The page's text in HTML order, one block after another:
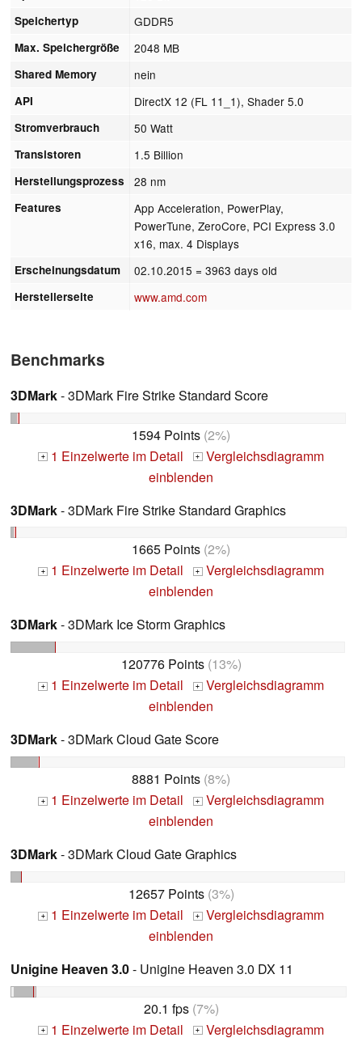
Speichertyp GDDR5
Max. Speichergröße 2048 MB
Shared Memory nein
API DirectX 12 (FL 11_1), Shader 5.0
Stromverbrauch 50 Watt
Transistoren 1.5 Billion
Herstellungsprozess 28 nm
Features
App Acceleration, PowerPlay,
PowerTune, ZeroCore, PCI Express 3.0
x16, max. 4 Displays
Erscheinungsdatum 02.10.2015 = 3963 days old
Herstellerseite www.amd.com
Benchmarks
3DMark- 3DMark Fire Strike Standard Score
1594 Points (2%)
+ 1 Einzelwerte im Detail + Vergleichsdiagramm
einblenden
3DMark- 3DMark Fire Strike Standard Graphics
1665 Points (2%)
+ 1 Einzelwerte im Detail + Vergleichsdiagramm
einblenden
3DMark- 3DMark Ice Storm Graphics
120776 Points(13%)
+ 1 Einzelwerte im Detail + Vergleichsdiagramm
einblenden
3DMark- 3DMark Cloud Gate Score
8881 Points (8%)
+ 1 Einzelwerte im Detail + Vergleichsdiagramm
einblenden
3DMark- 3DMark Cloud Gate Graphics
12657 Points(3%)
+ 1 Einzelwerte im Detail + Vergleichsdiagramm
einblenden
Unigine Heaven 3.0- Unigine Heaven 3.0 DX 11
20.1 fps(7%)
+ 1 Einzelwerte im Detail + Vergleichsdiagramm